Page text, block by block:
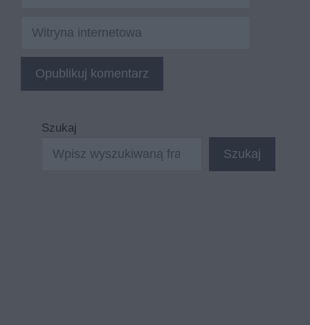
Witryna
Szukaj
Szukaj